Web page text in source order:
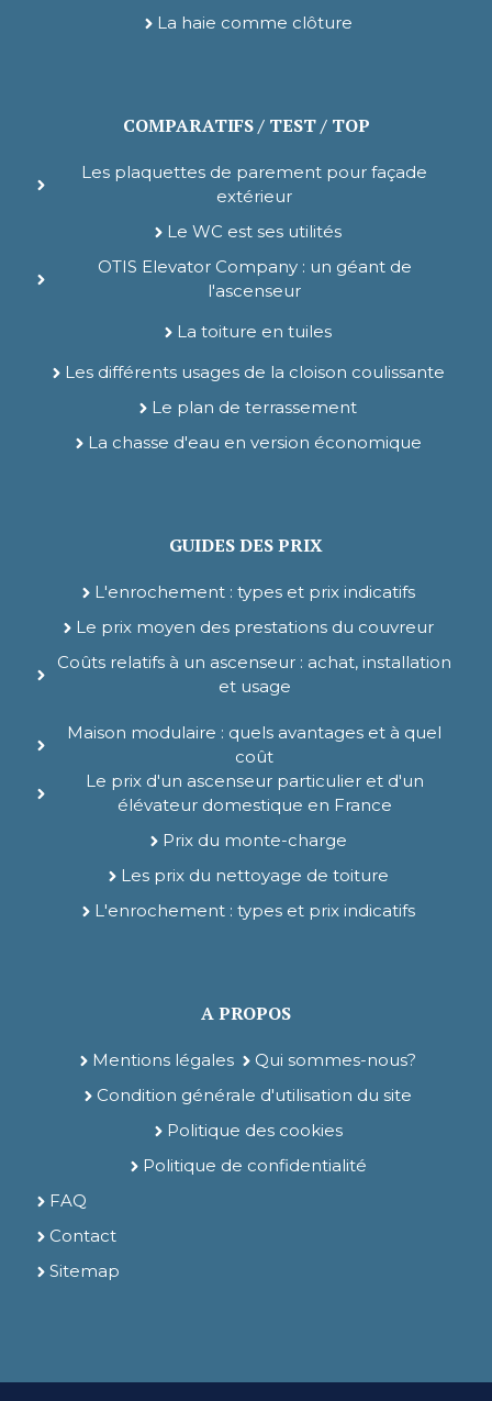
La haie comme clôture
COMPARATIFS / TEST / TOP
Les plaquettes de parement pour façade
extérieur
Le WC est ses utilités
OTIS Elevator Company : un géant de
l'ascenseur
La toiture en tuiles
Les différents usages de la cloison coulissante
Le plan de terrassement
La chasse d'eau en version économique
GUIDES DES PRIX
L'enrochement : types et prix indicatifs
Le prix moyen des prestations du couvreur
Coûts relatifs à un ascenseur : achat, installation
et usage
Maison modulaire : quels avantages et à quel
coût
Le prix d'un ascenseur particulier et d'un
élévateur domestique en France
Prix du monte-charge
Les prix du nettoyage de toiture
L'enrochement : types et prix indicatifs
A PROPOS
Mentions légales
Qui sommes-nous?
Condition générale d'utilisation du site
Politique des cookies
Politique de confidentialité
FAQ
Contact
Sitemap